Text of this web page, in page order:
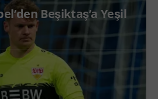
Beşiktaş’a Yeşil